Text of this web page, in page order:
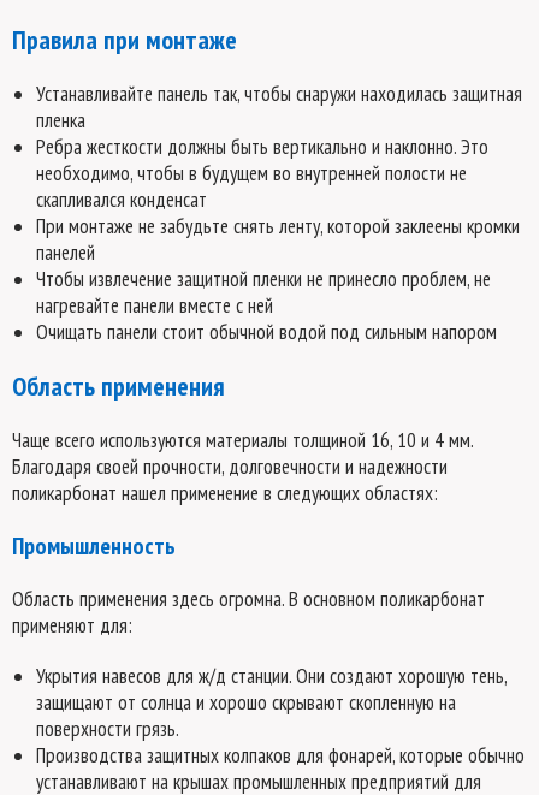
Правила при монтаже
Устанавливайте панель так, чтобы снаружи находилась защитная
пленка
Ребра жесткости должны быть вертикально и наклонно. Это
необходимо, чтобы в будущем во внутренней полости не
скапливался конденсат
При монтаже не забудьте снять ленту, которой заклеены кромки
панелей
Чтобы извлечение защитной пленки не принесло проблем, не
нагревайте панели вместе с ней
Очищать панели стоит обычной водой под сильным напором
Область применения
Чаще всего используются материалы толщиной 16, 10 и 4 мм.
Благодаря своей прочности, долговечности и надежности
поликарбонат нашел применение в следующих областях:
Промышленность
Область применения здесь огромна. В основном поликарбонат
применяют для:
Укрытия навесов для ж/д станции. Они создают хорошую тень,
защищают от солнца и хорошо скрывают скопленную на
поверхности грязь.
Производства защитных колпаков для фонарей, которые обычно
устанавливают на крышах промышленных предприятий для